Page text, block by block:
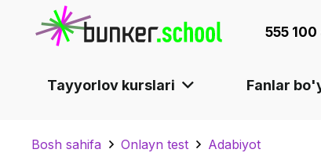
555
Tayyorlov kurslari Fanlar
Bosh sahifa Onlayn test Adabiyot